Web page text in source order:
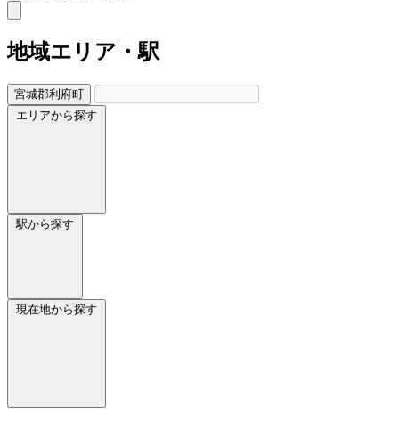
地域エリア・駅
宮城郡利府町
エリアから探す
駅から探す
現在地から探す